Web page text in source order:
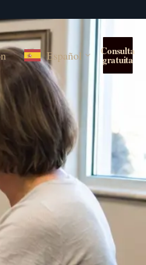
Español Consulta
gratuita